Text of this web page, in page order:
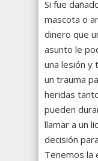
Si fue
mascota o
dinero que
asunto le
una lesión y
un trauma
heridas
pueden
llamar a un
decisión
Tenemos la